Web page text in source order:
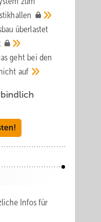
über­lastet
geht bei den
auf
Infos für